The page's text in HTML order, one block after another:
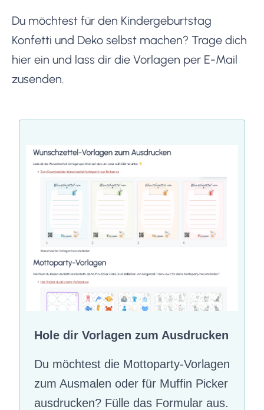
Du möchtest für den Kindergeburtstag
Konfetti und Deko selbst machen? Trage dich
hier ein und lass dir die Vorlagen per E-Mail
zusenden.
Hole dir Vorlagen zum Ausdrucken
Du möchtest die Mottoparty-Vorlagen
zum Ausmalen oder für Muffin Picker
ausdrucken? Fülle das Formular aus.